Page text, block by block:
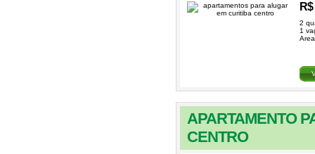
2
1
APARTAMENTO
CENTRO